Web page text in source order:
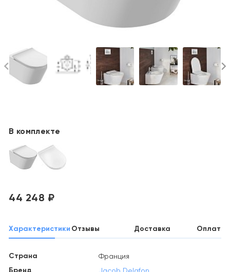
В комплекте
44 248 ₽
Характеристики Отзывы Доставка Оплата
Страна Франция